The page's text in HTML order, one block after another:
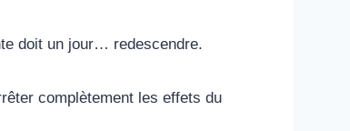
doit un jour… redescendre.
complètement les effets du